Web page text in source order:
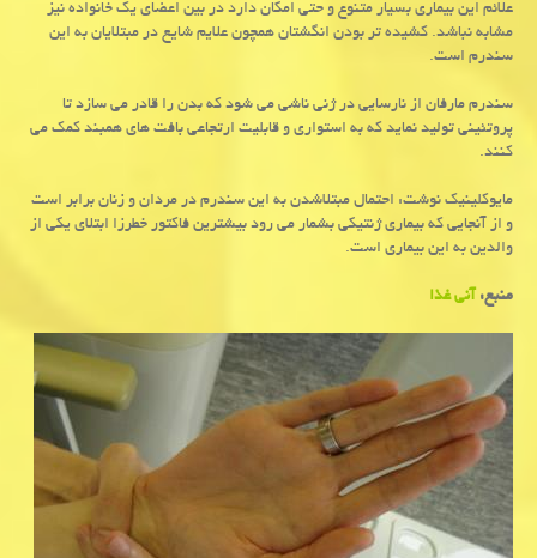
علائم این بیماری بسیار متنوع و حتی امكان دارد در بین اعضای یك خانواده نیز
مشابه نباشد. كشیده تر بودن انگشتان همچون علایم شایع در مبتلایان به این
سندرم است.
سندرم مارفان از نارسایی در ژنی ناشی می شود كه بدن را قادر می سازد تا
پروتئینی تولید نماید كه به استواری و قابلیت ارتجاعی بافت های همبند كمك می
كنند.
مایوكلینیك نوشت: احتمال مبتلاشدن به این سندرم در مردان و زنان برابر است
و از آنجایی كه بیماری ژنتیكی بشمار می رود بیشترین فاكتور خطرزا ابتلای یكی از
والدین به این بیماری است.
منبع:آنی غذا